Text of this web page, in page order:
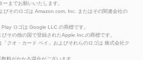
までお願いいたします。
そのロゴは Amazon.com, Inc. またはその関連会社の
ロゴは Google LLC の商標です。
その他の国で登録されたApple Inc.の商標です。
クオ・カード ペイ」およびそれらのロゴは 株式会社ク
料がかかる場合がございます。